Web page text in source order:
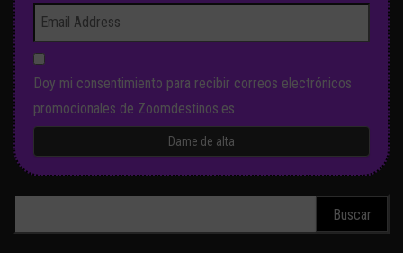
Doy mi consentimiento para recibir correos electrónicos
promocionales de Zoomdestinos.es